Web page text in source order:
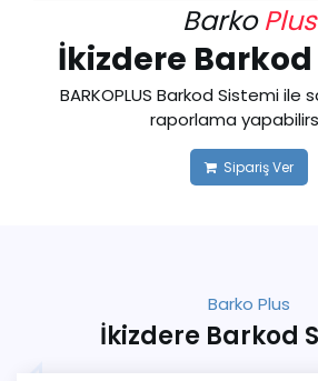
BarkoPlus
İkizdere
BARKOPLUS Barkod Sistemi ile
raporlama
Sipariş Ver
Barko Plus
İkizdere Barkod